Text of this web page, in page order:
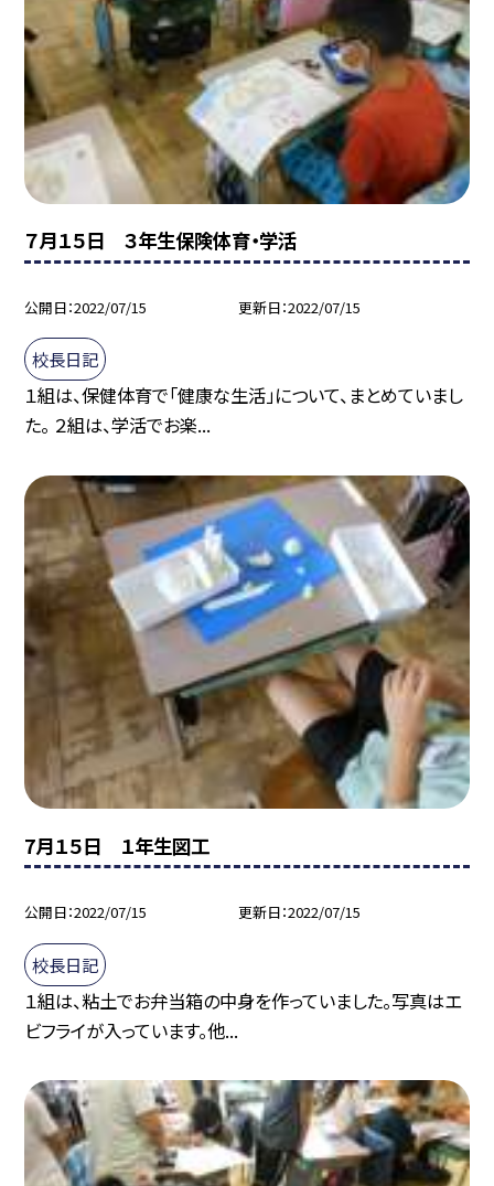
７月１５日 ３年生保険体育・学活
公開日 2022/07/15 更新日 2022/07/15
校長日記
１組は、保健体育で「健康な生活」について、まとめていまし
た。 ２組は、学活でお楽...
7月１５日 １年生図工
公開日 2022/07/15 更新日 2022/07/15
校長日記
１組は、粘土でお弁当箱の中身を作っていました。写真はエ
ビフライが入っています。他...